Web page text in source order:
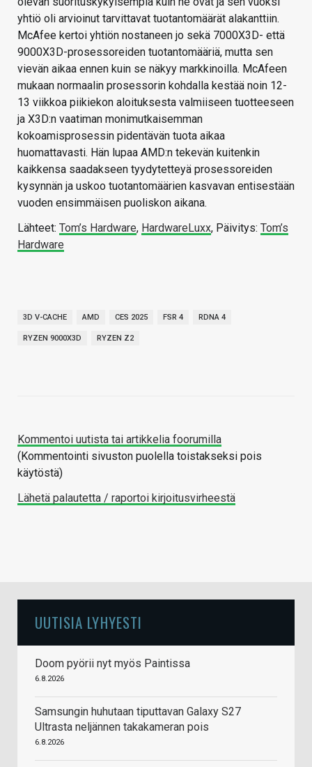
yhtiö oli arvioinut tarvittavat tuotantomäärät alakanttiin.
McAfee kertoi yhtiön nostaneen jo sekä 7000X3D- että
9000X3D-prosessoreiden tuotantomääriä, mutta sen
vievän aikaa ennen kuin se näkyy markkinoilla. McAfeen
mukaan normaalin prosessorin kohdalla kestää noin 12-
13 viikkoa piikiekon aloituksesta valmiiseen tuotteeseen
ja X3D:n vaatiman monimutkaisemman
kokoamisprosessin pidentävän tuota aikaa
huomattavasti. Hän lupaa AMD:n tekevän kuitenkin
kaikkensa saadakseen tyydytetteyä prosessoreiden
kysynnän ja uskoo tuotantomäärien kasvavan entisestään
vuoden ensimmäisen puoliskon aikana.
Lähteet: Tom’s Hardware, HardwareLuxx, Päivitys: Tom’s
Hardware
3D V-CACHE AMD CES 2025 FSR 4 RDNA 4
RYZEN 9000X3D RYZEN Z2
Kommentoi uutista tai artikkelia foorumilla
(Kommentointi sivuston puolella toistakseksi pois
käytöstä)
Lähetä palautetta / raportoi kirjoitusvirheestä
UUTISIA LYHYESTI
Doom pyörii nyt myös Paintissa
6.8.2026
Samsungin huhutaan tiputtavan Galaxy S27
Ultrasta neljännen takakameran pois
6.8.2026